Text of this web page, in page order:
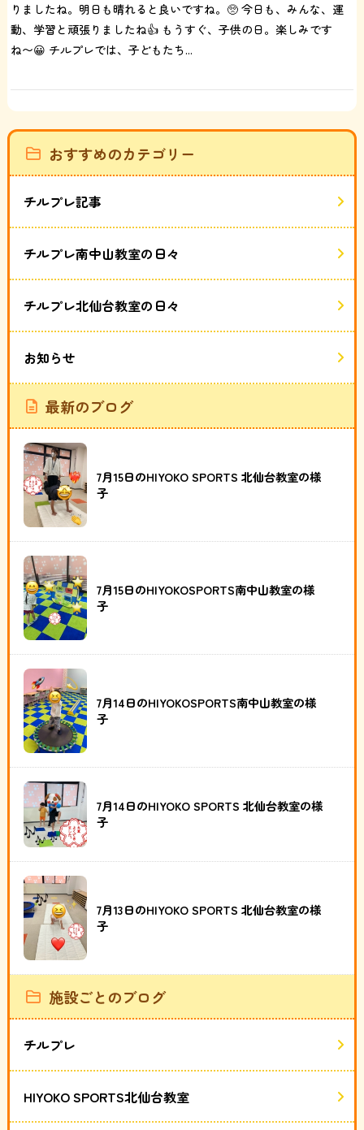
りましたね。明日も晴れると良いですね。🥺 今日も、みんな、運
動、学習と頑張りましたね👍 もうすぐ、子供の日。楽しみです
ね〜😀 チルプレでは、子どもたち...
おすすめのカテゴリー
チルプレ記事
チルプレ南中山教室の日々
チルプレ北仙台教室の日々
お知らせ
最新のブログ
7月15日のHIYOKO SPORTS 北仙台教室の様
子
7月15日のHIYOKOSPORTS南中山教室の様
子
7月14日のHIYOKOSPORTS南中山教室の様
子
7月14日のHIYOKO SPORTS 北仙台教室の様
子
7月13日のHIYOKO SPORTS 北仙台教室の様
子
施設ごとのブログ
チルプレ
HIYOKO SPORTS北仙台教室